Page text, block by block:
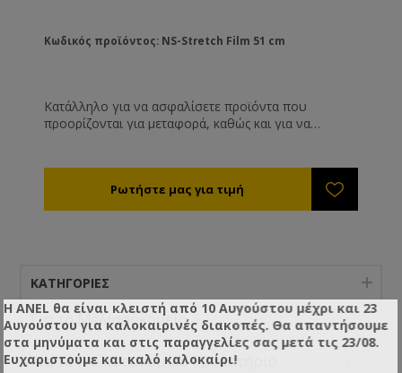
Κωδικός προϊόντος: NS-Stretch Film 51 cm
Κατάλληλο για να ασφαλίσετε προϊόντα που
προορίζονται για μεταφορά, καθώς και για να
ΚΑΤΗΓΟΡΊΕΣ
Για το Μελισσοκομείο +
Για το Μελισσοκομικό Εργαστήριο
Η ANEL θα είναι κλειστή από 10 Αυγούστου μέχρι και 23
Αυγούστου για καλοκαιρινές διακοπές. Θα απαντήσουμε
στα μηνύματα και στις παραγγελίες σας μετά τις 23/08.
Ευχαριστούμε και καλό καλοκαίρι!